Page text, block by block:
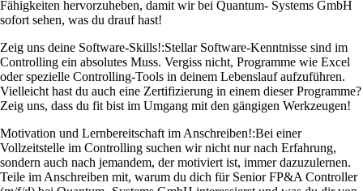
Fähigkeiten hervorzuheben, damit wir bei Quantum- Systems GmbH
sofort sehen, was du drauf hast!
Zeig uns deine Software-Skills!:Stellar Software-Kenntnisse sind im
Controlling ein absolutes Muss. Vergiss nicht, Programme wie Excel
oder spezielle Controlling-Tools in deinem Lebenslauf aufzuführen.
Vielleicht hast du auch eine Zertifizierung in einem dieser Programme?
Zeig uns, dass du fit bist im Umgang mit den gängigen Werkzeugen!
Motivation und Lernbereitschaft im Anschreiben!:Bei einer
Vollzeitstelle im Controlling suchen wir nicht nur nach Erfahrung,
sondern auch nach jemandem, der motiviert ist, immer dazuzulernen.
Teile im Anschreiben mit, warum du dich für Senior FP&A Controller